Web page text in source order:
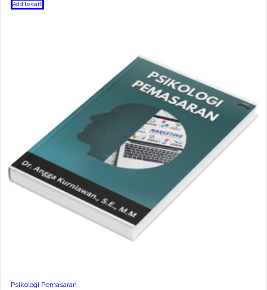
Add to cart
Psikologi Pemasaran